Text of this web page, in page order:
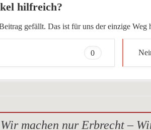
hilfreich?
gefällt. Das ist für uns der einzige
0
machen nur Erbrecht –